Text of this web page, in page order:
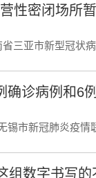
性密闭场所
亚市新型冠状病
确诊病例和6
市新冠肺炎疫情
组数字书写